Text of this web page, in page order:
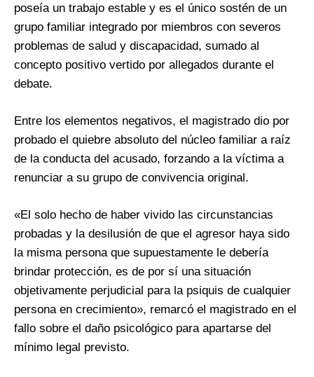
poseía un trabajo estable y es el único sostén de un
grupo familiar integrado por miembros con severos
problemas de salud y discapacidad, sumado al
concepto positivo vertido por allegados durante el
debate.
Entre los elementos negativos, el magistrado dio por
probado el quiebre absoluto del núcleo familiar a raíz
de la conducta del acusado, forzando a la víctima a
renunciar a su grupo de convivencia original.
«El solo hecho de haber vivido las circunstancias
probadas y la desilusión de que el agresor haya sido
la misma persona que supuestamente le debería
brindar protección, es de por sí una situación
objetivamente perjudicial para la psiquis de cualquier
persona en crecimiento», remarcó el magistrado en el
fallo sobre el daño psicológico para apartarse del
mínimo legal previsto.